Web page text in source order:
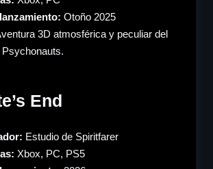
Otoño 2025
3D atmosférica y peculiar del
End
Estudio de Spiritfarer
Xbox, PC, PS5